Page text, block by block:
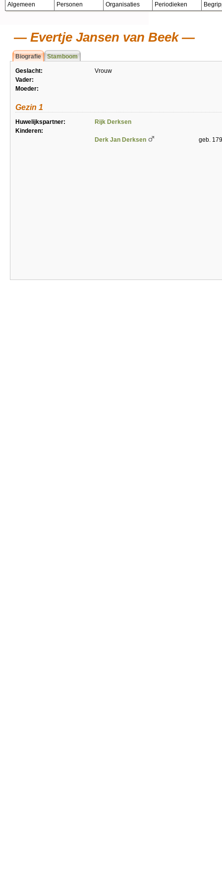
Algemeen Personen Organisaties Periodieken
Evertje Jansen van Beek
Biografie Stamboom
Geslacht:
Vrouw
Vader:
Moeder:
Gezin 1
Huwelijkspartner:
Rijk Derksen
Kinderen:
Derk Jan Derksen
geb.